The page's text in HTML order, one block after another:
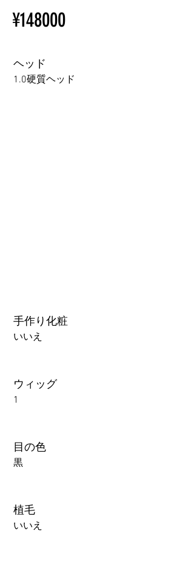
ラブドール購入前に知ってお
Ordering
Other configurations are related
following webpage.
Beginner’s Purchase Guide
¥148000
ヘッド
1.0硬質ヘッド
手作り化粧
いいえ
ウィッグ
1
目の色
黒
植毛
いいえ